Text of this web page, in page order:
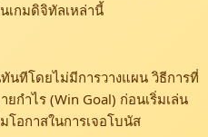
เกมดิจิทัลเหล่านี้
นทีโดยไม่มีการวางแผน วิธีการที่
ำไร (Win Goal) ก่อนเริ่มเล่น
โอกาสในการเจอโบนัส